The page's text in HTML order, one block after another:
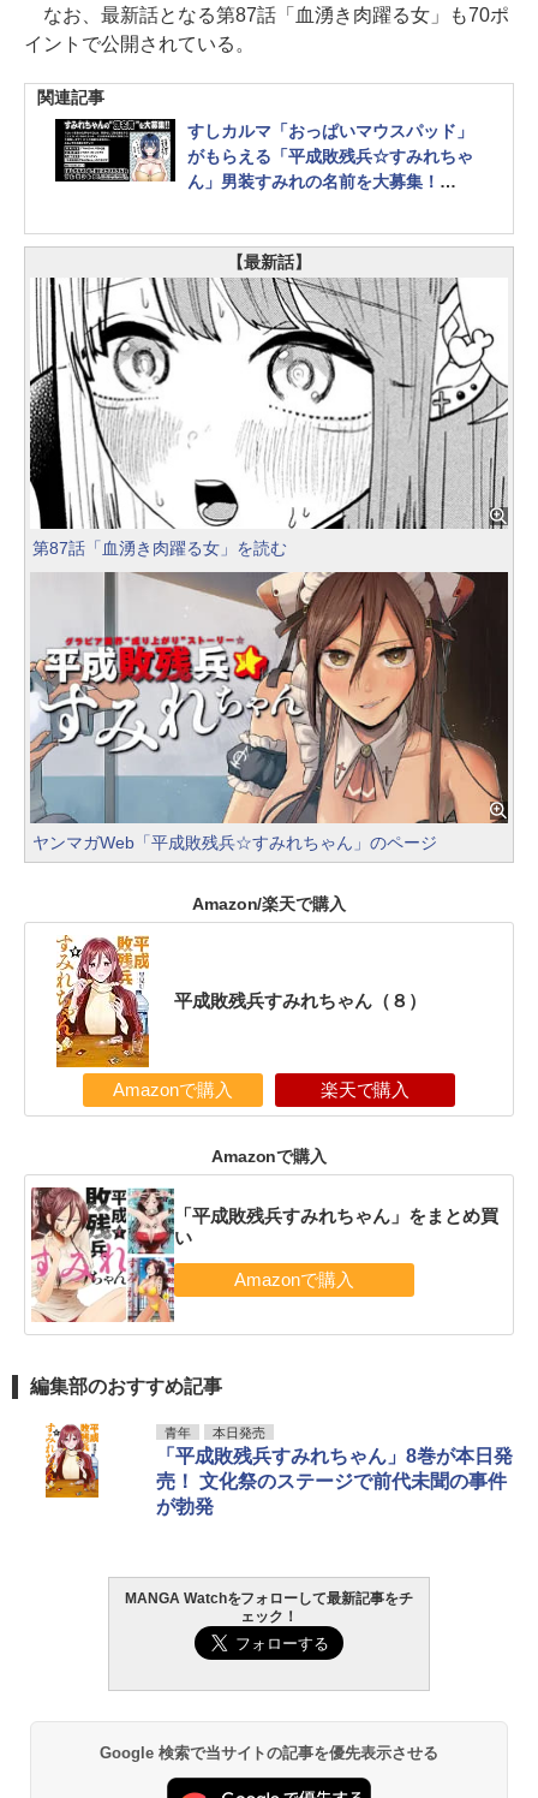
なお、最新話となる第87話「血湧き肉躍る女」も70ポ
イントで公開されている。
関連記事
すしカルマ「おっぱいマウスパッド」
がもらえる「平成敗残兵☆すみれちゃ
ん」男装すみれの名前を大募集！
ので……でも使いやすヨ！」（byヤン
マガ編集部）
【最新話】
第87話「血湧き肉躍る女」を読む
ヤンマガWeb「平成敗残兵☆すみれちゃん」のページ
Amazon/楽天で購入
平成敗残兵すみれちゃん（８）
Amazonで購入 楽天で購入
Amazonで購入
「平成敗残兵すみれちゃん」をまとめ買
い
編集部のおすすめ記事
青年 本日発売
「平成敗残兵すみれちゃん」8巻が本日発
売！ 文化祭のステージで前代未聞の事件
が勃発
MANGA Watchをフォローして最新記事をチ
ェック！
Google 検索で当サイトの記事を優先表示させる